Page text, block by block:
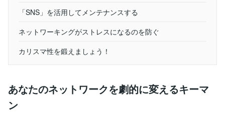
「SNS」を活用してメンテナンスする
ネットワーキングがストレスになるのを防ぐ
カリスマ性を鍛えましょう！
あなたのネットワークを劇的に変えるキーマ
ン